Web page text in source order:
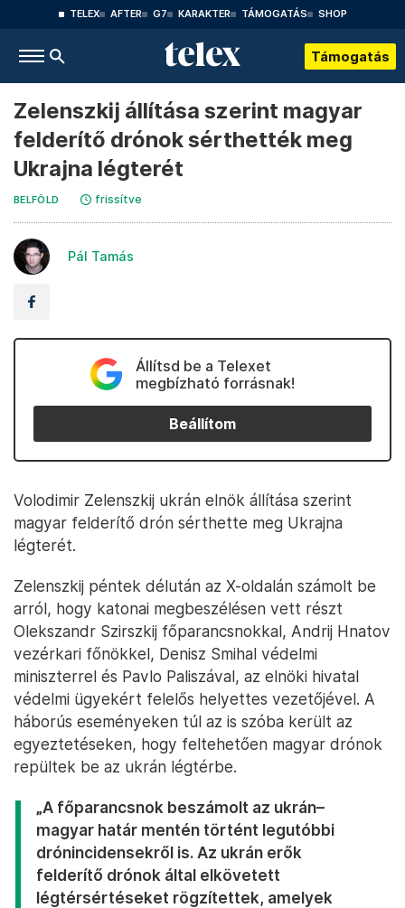
TELEX AFTER G7 KARAKTER TÁMOGATÁS SHOP
Támogatás
Zelenszkij állítása szerint magyar
felderítő drónok sérthették meg
Ukrajna légterét
BELFÖLD frissítve
Pál Tamás
Állítsd be a Telexet
megbízható forrásnak!
Beállítom
Volodimir Zelenszkij ukrán elnök állítása szerint
magyar felderítő drón sérthette meg Ukrajna
légterét.
Zelenszkij péntek délután az X-oldalán számolt be
arról, hogy katonai megbeszélésen vett részt
Olekszandr Szirszkij főparancsnokkal, Andrij Hnatov
vezérkari főnökkel, Denisz Smihal védelmi
miniszterrel és Pavlo Paliszával, az elnöki hivatal
védelmi ügyekért felelős helyettes vezetőjével. A
háborús eseményeken túl az is szóba került az
egyeztetéseken, hogy feltehetően magyar drónok
repültek be az ukrán légtérbe.
„A főparancsnok beszámolt az ukrán–
magyar határ mentén történt legutóbbi
drónincidensekről is. Az ukrán erők
felderítő drónok által elkövetett
légtérsértéseket rögzítettek, amelyek